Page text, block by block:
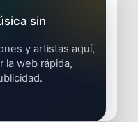
sin
y artistas aquí,
la web rápida,